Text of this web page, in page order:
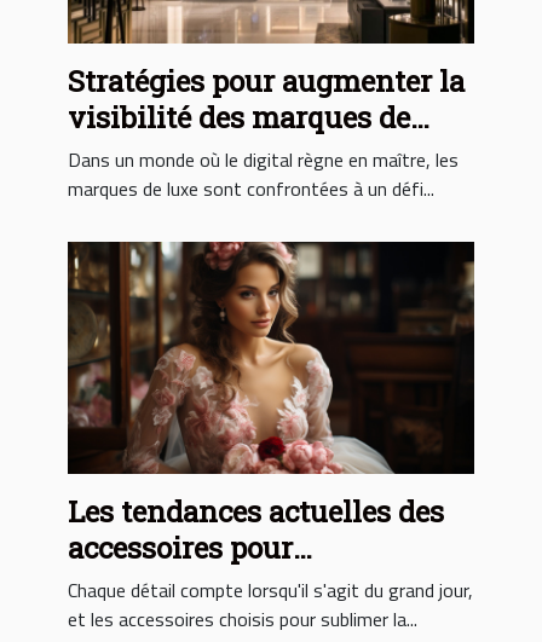
Stratégies pour augmenter la
visibilité des marques de
luxe sur les réseaux sociaux
chinois
Dans un monde où le digital règne en maître, les
marques de luxe sont confrontées à un défi...
Les tendances actuelles des
accessoires pour
accompagner votre robe de
mariée à Bordeaux
Chaque détail compte lorsqu'il s'agit du grand jour,
et les accessoires choisis pour sublimer la...